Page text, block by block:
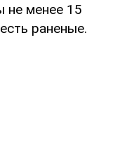
не менее 15
раненые.